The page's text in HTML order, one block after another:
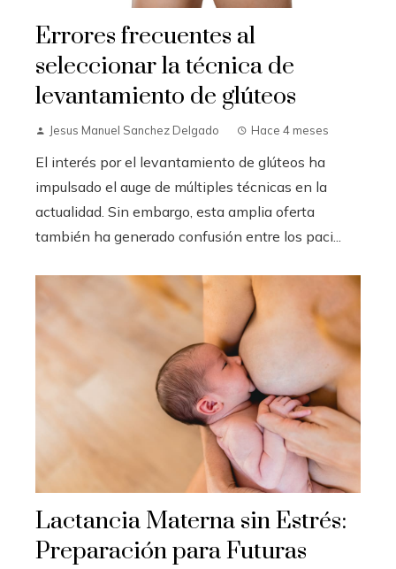
Errores frecuentes al
seleccionar la técnica de
levantamiento de glúteos
Jesus Manuel Sanchez Delgado Hace 4 meses
El interés por el levantamiento de glúteos ha
impulsado el auge de múltiples técnicas en la
actualidad. Sin embargo, esta amplia oferta
también ha generado confusión entre los paci...
Lactancia Materna sin Estrés:
Preparación para Futuras